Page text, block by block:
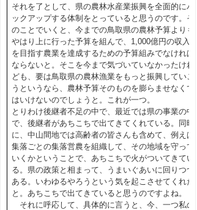
それを了として、県の農林水産業振興を全面的にバ
ックアップする体制をとっていると思うのです。そ
のことでいくと、今までの鳥取県の農林予算よりも
やはり上に行った予算を組んで、1,000億円の収入
を目指す農業を達成するための予算組みでなければ
ならないと。そこを今まで気づいていなかったけれ
ども、要は鳥取県の農林漁業をもっと振興していこ
うというなら、農林予算そのものを膨らませなくて
はいけないのでしょうと。これが一つ。
とりわけ後継者不足の中で、最近では県の事業の中
で、後継者があちこちで出てきてくれている。同時
に、中山間地では高齢者の皆さんも含めて、例えば
集落ごとの集落営農を組織して、その地域を守って
いくかということで、あちこちで火がついてきてい
る。県の政策と相まって、うまいぐあいに回りつつ
ある。いわゆるやろうという気を起こさせてくれた
と。あちこちで出てきていると思うのですよね。
それに呼応して、具体的に言うと、今、一つ私の